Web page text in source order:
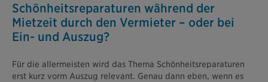
Schönheitsreparaturen während der
Mietzeit durch den Vermieter – oder bei
Ein- und Auszug?
Für die allermeisten wird das Thema Schönheitsreparaturen
erst kurz vorm Auszug relevant. Genau dann eben, wenn es